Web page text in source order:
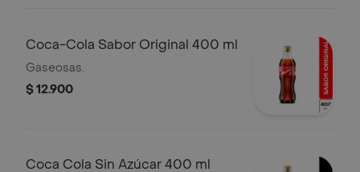
Coca-Cola Sabor Original 400 ml
Gaseosas.
$ 12.900
Coca Cola Sin Azúcar 400 ml